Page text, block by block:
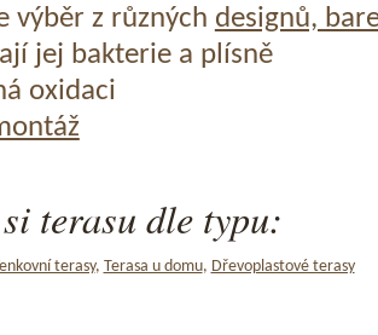
výběr z různých designů,
jej bakterie a plísně
oxidaci
terasu dle typu:
terasy, Terasa u domu, Dřevoplastové terasy